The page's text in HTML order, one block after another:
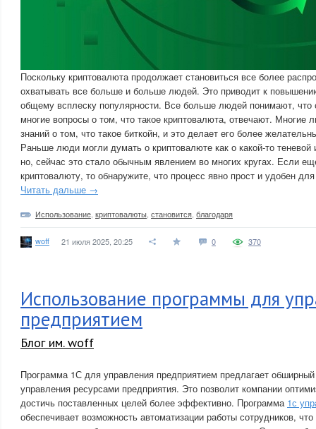
Поскольку криптовалюта продолжает становиться все более
охватывать все больше и больше людей. Это приводит к
общему всплеску популярности. Все больше людей понимают, что
многие вопросы о том, что такое криптовалюта, отвечают. Многие
знаний о том, что такое биткойн, и это делает его более
Раньше люди могли думать о криптовалюте как о какой-то теневой
но, сейчас это стало обычным явлением во многих кругах. Если
криптовалюту, то обнаружите, что процесс явно прост и удобен
Читать дальше →
Использование криптовалюты становится благодаря
woff 21 июля 2025, 20:25 0 370
Использование программы для
предприятием
Блог им. woff
Программа 1С для управления предприятием предлагает
управления ресурсами предприятия. Это позволит компании
достичь поставленных целей более эффективно. Программа 1с
обеспечивает возможность автоматизации работы сотрудников, что